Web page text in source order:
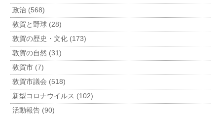
政治 (568)
敦賀と野球 (28)
敦賀の歴史・文化 (173)
敦賀の自然 (31)
敦賀市 (7)
敦賀市議会 (518)
新型コロナウイルス (102)
活動報告 (90)